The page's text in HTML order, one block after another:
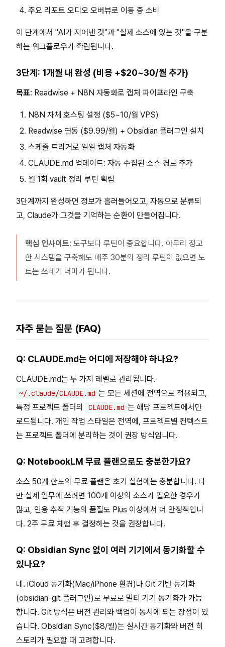
주요 리포트 오디오 오버뷰로 이동 중 소비
이 단계에서 "AI가 지어낸 것"과 "실제 소스에 있는 것"을 구분
하는 워크플로우가 확립됩니다.
3단계: 1개월 내 완성 (비용 +$20~30/월 추가)
목표: Readwise + N8N 자동화로 캡처 파이프라인 구축
N8N 자체 호스팅 설정 ($5~10/월 VPS)
Readwise 연동 ($9.99/월) + Obsidian 플러그인 설치
스케줄 트리거로 일일 캡처 자동화
CLAUDE.md 업데이트: 자동 수집된 소스 경로 추가
월 1회 vault 정리 루틴 확립
3단계까지 완성하면 정보가 흘러들어오고, 자동으로 분류되
고, Claude가 그것을 기억하는 순환이 만들어집니다.
핵심 인사이트: 도구보다 루틴이 중요합니다. 아무리 정교
한 시스템을 구축해도 매주 30분의 정리 루틴이 없으면 노
트는 쓰레기 더미가 됩니다.
자주 묻는 질문 (FAQ)
Q: CLAUDE.md는 어디에 저장해야 하나요?
CLAUDE.md는 두 가지 레벨로 관리됩니다.
~/.claude/CLAUDE.md 는 모든 세션에 전역으로 적용되고,
특정 프로젝트 폴더의
CLAUDE.md 는 해당 프로젝트에서만
로드됩니다. 개인 작업 스타일은 전역에, 프로젝트별 컨텍스트
는 프로젝트 폴더에 분리하는 것이 권장 방식입니다.
Q: NotebookLM 무료 플랜으로도 충분한가요?
소스 50개 한도의 무료 플랜은 초기 실험에는 충분합니다. 다
만 실제 업무에 쓰려면 100개 이상의 소스가 필요한 경우가
많고, 인용 추적 기능의 품질도 Plus 이상에서 더 안정적입니
다. 2주 무료 체험 후 결정하는 것을 권장합니다.
Q: Obsidian Sync 없이 여러 기기에서 동기화할 수
있나요?
네. iCloud 동기화(Mac/iPhone 환경)나 Git 기반 동기화
(obsidian-git 플러그인)로 무료로 멀티 기기 동기화가 가능
합니다. Git 방식은 버전 관리와 백업이 동시에 되는 장점이 있
습니다. Obsidian Sync($8/월)는 실시간 동기화와 버전 히
스토리가 필요할 때 고려합니다.